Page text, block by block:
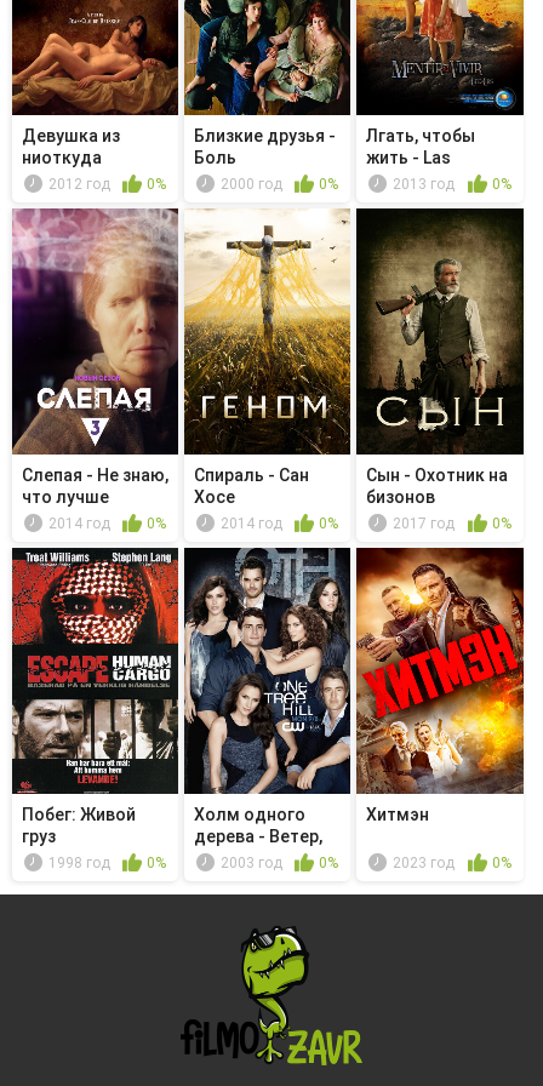
Девушка из
ниоткуда
2012 год 0%
Близкие друзья -
Боль
2000 год 0%
Лгать, чтобы
жить - Las
intenciones d...
2013 год 0%
Слепая - Не знаю,
что лучше
2014 год 0%
Спираль - Сан
Хосе
2014 год 0%
Сын - Охотник на
бизонов
2017 год 0%
Побег: Живой
груз
1998 год 0%
Холм одного
дерева - Ветер,
унёсший м...
2003 год 0%
Хитмэн
2023 год 0%